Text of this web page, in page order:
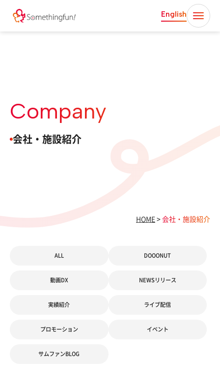
English
Company
会社・施設紹介
HOME > 会社・施設紹介
ALL DOOONUT
動画DX NEWSリリース
実績紹介 ライブ配信
プロモーション イベント
サムファンBLOG